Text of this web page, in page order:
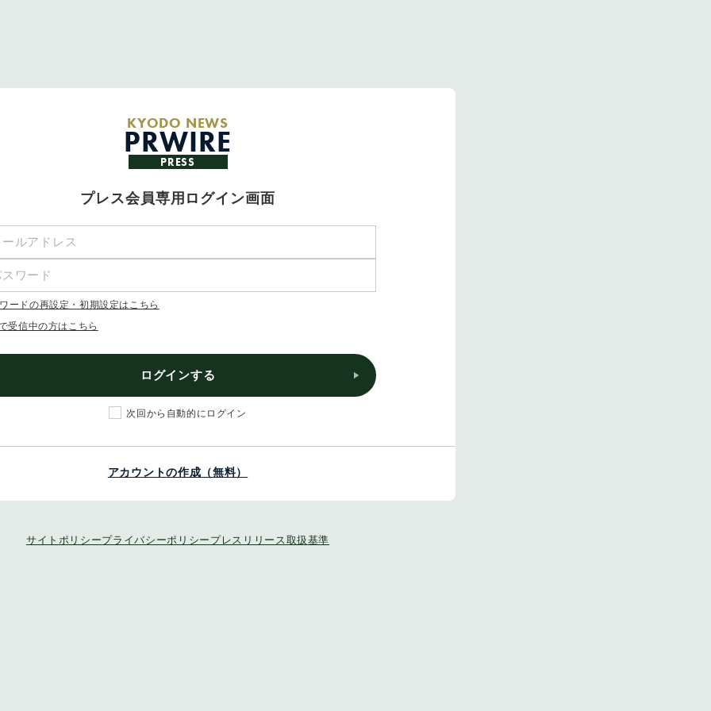
KYODO NEWS
PRWIRE
PRESS
プレス会員専用ログイン画面
ードの再設定・初期設定はこちら
受信中の方はこちら
ログインする
次回から自動的にログイン
アカウントの作成（無料）
サイトポリシープライバシーポリシー プレスリリース取扱基準